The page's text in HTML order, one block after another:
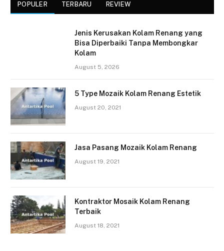
POPULER TERBARU REVIEW
Jenis Kerusakan Kolam Renang yang
Bisa Diperbaiki Tanpa Membongkar
Kolam
August 5, 2026
5 Type Mozaik Kolam Renang Estetik
August 20, 2021
Jasa Pasang Mozaik Kolam Renang
August 19, 2021
Kontraktor Mosaik Kolam Renang
Terbaik
August 18, 2021